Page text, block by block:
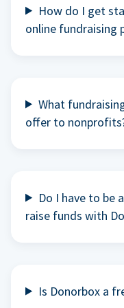
How do I get
online fundraising
What
offer to
Do I have to be
raise funds with
Is Donorbox a